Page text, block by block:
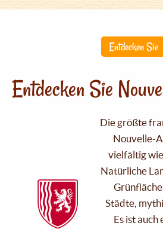
Entdecken Sie
Entdecken Sie
Die größte
Nouvelle-
vielfältig
Natürliche
Städte,
Es ist auch